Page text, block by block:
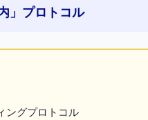
」プロトコル
ングプロトコル